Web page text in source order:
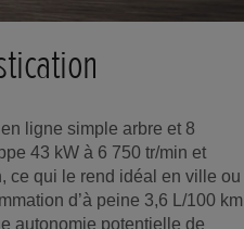
ligne simple arbre et 8
43 kW à 6 750 tr/min et
ce qui le rend idéal en ville ou
d’à peine 3,6 L/100 km
autonomie potentielle de